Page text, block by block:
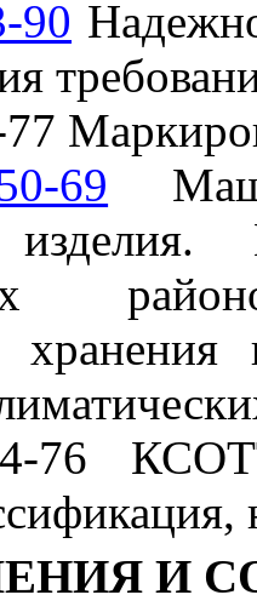
90
69
76
И